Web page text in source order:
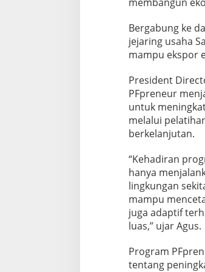
Bergabung ke
jejaring usaha
mampu ekspor
President
PFpreneur
untuk
melalui
berkelanjutan.
“Kehadiran
hanya
lingkungan
mampu
juga adaptif
luas,” ujar Agus.
Program
tentang